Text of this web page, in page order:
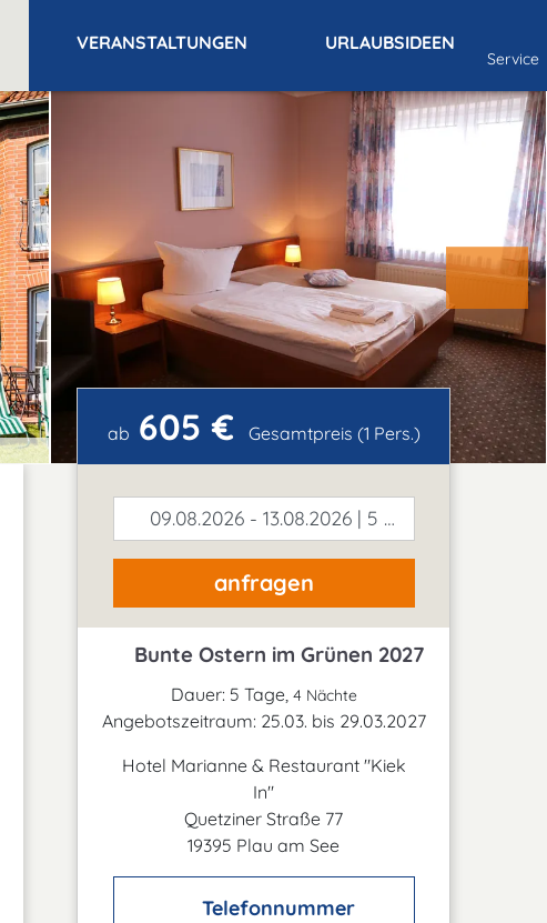
VERANSTALTUNGEN URLAUBSIDEEN
Service
ab 605 € Gesamtpreis (1 Pers.)
09.08.2026 - 13.08.2026 | 5 Tage
anfragen
Bunte Ostern im Grünen 2027
Dauer: 5 Tage, 4 Nächte
Angebotszeitraum: 25.03. bis 29.03.2027
Hotel Marianne & Restaurant "Kiek
In"
Quetziner Straße 77
19395 Plau am See
Telefonnummer